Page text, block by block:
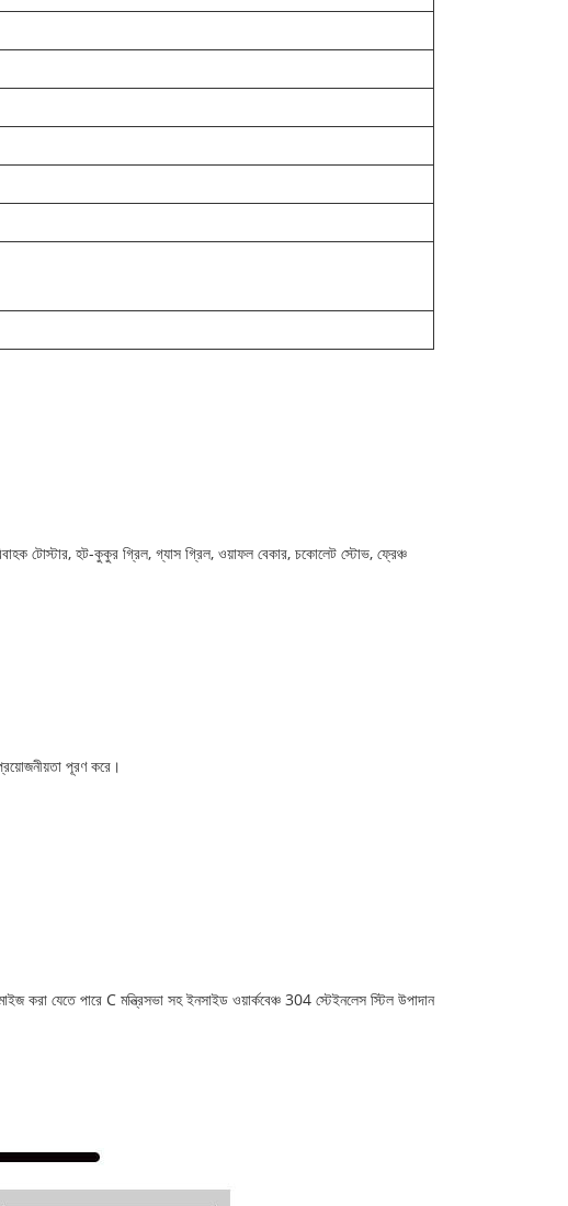
টোস্টার, হট-কুকুর গ্রিল, গ্যাস গ্রিল, ওয়াফল বেকার, চকোলেট স্টোভ, ফ্রেঞ্চ
পূরণ করে।
করা যেতে পারে C মন্ত্রিসভা সহ ইনসাইড ওয়ার্কবেঞ্চ 304 স্টেইনলেস স্টিল উপাদান